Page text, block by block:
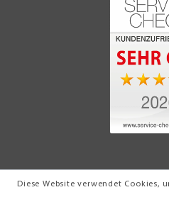
Diese Website verwendet Cookies,